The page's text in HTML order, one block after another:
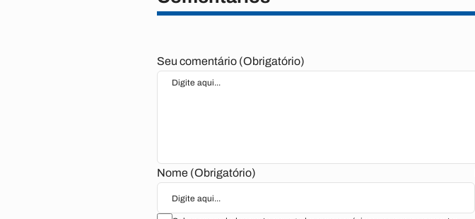
Seu comentário (Obrigatório)
Nome (Obrigatório)